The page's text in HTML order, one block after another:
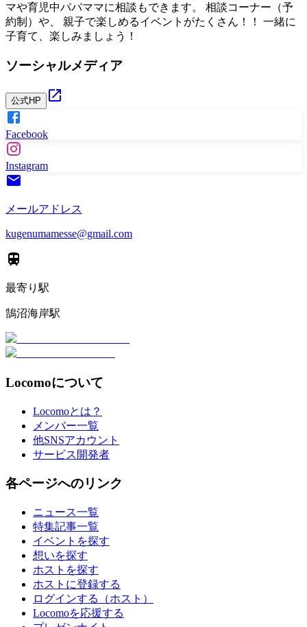
マや育児中パパママに相談もできます。 相談コーナー（予
約制）や、 親子で楽しめるイベントがたくさん！！ 一緒に
子育て、楽しみましょう！
ソーシャルメディア
公式HP
Facebook
Instagram
メールアドレス
kugenumamesse@gmail.com
最寄り駅
鵠沼海岸駅
Locomoについて
Locomoとは？
メンバー一覧
他SNSアカウント
サービス開発者
各ページへのリンク
ニュース一覧
特集記事一覧
イベントを探す
想いを探す
ホストを探す
ホストに登録する
ログインする（ホスト）
Locomoを応援する